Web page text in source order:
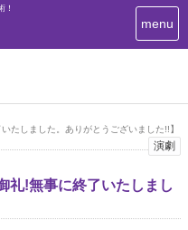
！
T
o
n
a
i
a
menu
たしました。ありがとうございました!!】
演劇
礼!無事に終了いたしまし